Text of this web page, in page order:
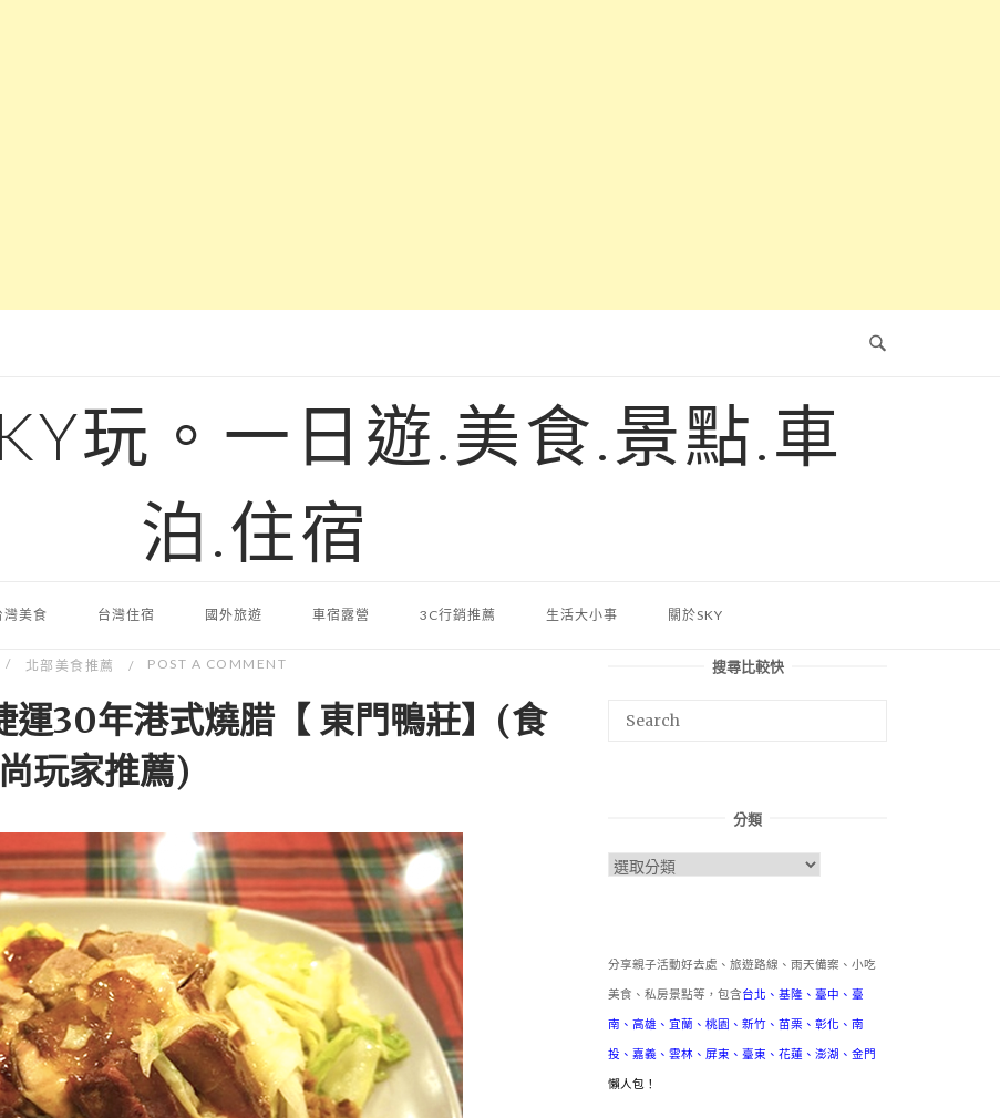
玩。一日遊.美食.景點.車
泊.住宿
灣美食 台灣住宿 國外旅遊 車宿露營 3C行銷推薦 生活大小事 關於SKY
北部美食推薦 POST A COMMENT
運30年港式燒腊【 東門鴨莊】(食
尚玩家推薦)
搜尋比較快
分類
分
分享親子活動好去處、旅遊路線、雨天備案、小吃
美食、私房景點等，包含台北 、 基隆 、 臺中 、 臺
南 、 高雄 、 宜蘭 、 桃園 、 新竹 、 苗栗 、 彰化 、 南
投 、 嘉義 、 雲林 、 屏東 、 臺東 、 花蓮 、 澎湖 、 金門
懶人包！